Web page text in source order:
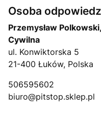
Osoba
Przemysław
Cywilna
ul. Konwiktorska 5
21-400 Łuków, Polska
506595602
biuro@pitstop.sklep.pl